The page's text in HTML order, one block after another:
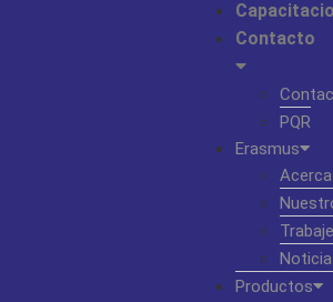
Contacto
PQR
Erasmus
Productos